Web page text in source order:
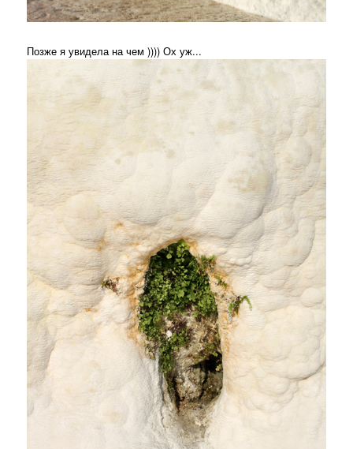
Позже я увидела на чем )))) Ох уж...